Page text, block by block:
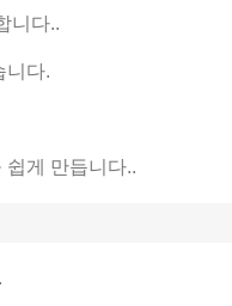
니다..
니다.
게 만듭니다..